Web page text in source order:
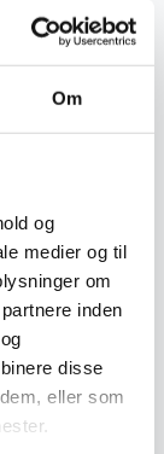
Om
og
medier og til
om
inden
disse
eller som